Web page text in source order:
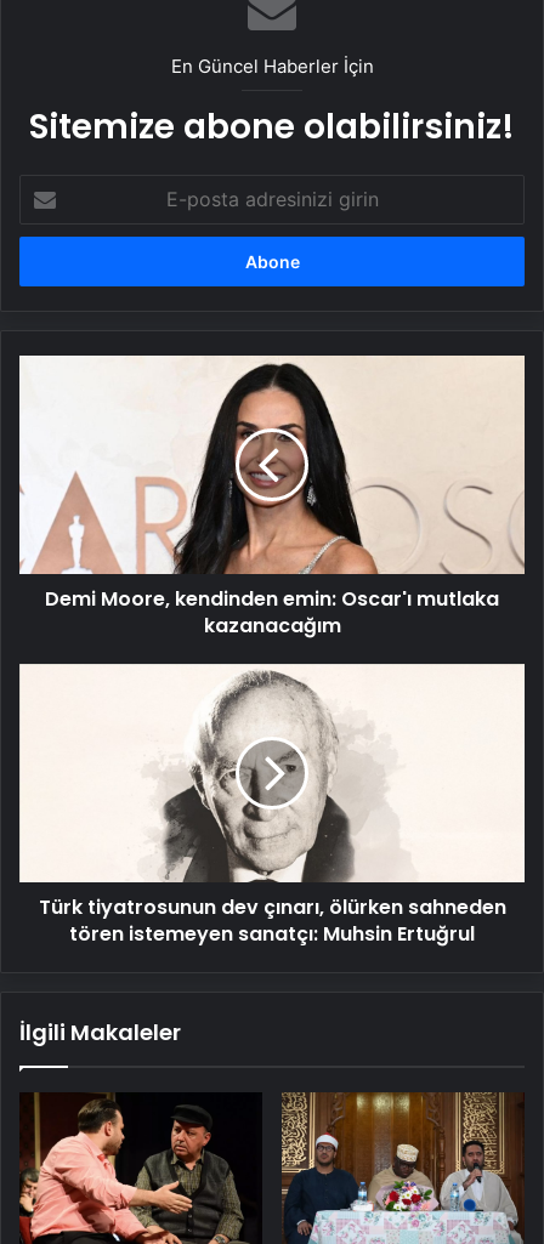
En Güncel Haberler İçin
Sitemize abone olabilirsiniz!
posta
adresinizi
mutlaka
kazanacağım
Demi Moore, kendinden emin: Oscar'ı mutlaka
kazanacağım
sanatçı:
Muhsin
Ertuğrul
Türk tiyatrosunun dev çınarı, ölürken sahneden
tören istemeyen sanatçı: Muhsin Ertuğrul
İlgili Makaleler